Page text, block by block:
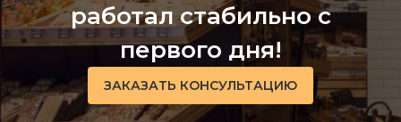
работал стабильно с
первого дня!
ЗАКАЗАТЬ КОНСУЛЬТАЦИЮ